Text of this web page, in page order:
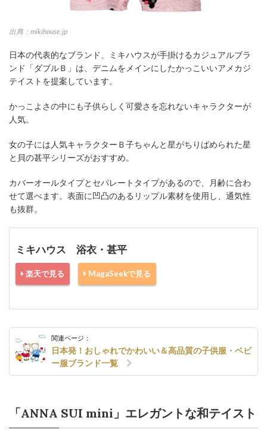
出典：mikihouse.jp
日本の代表的なブランド、ミキハウスが手掛けるカジュアルブラ
ンド「ダブルＢ」は、デニムをメインにしたかっこいいアメカジ
テイストを提案しています。
かっこよさの中にも子供らしく可愛さを忘れないキャラクターが
人気。
女の子には人気キャラクターＢ子ちゃんと星がちりばめられた星
と貝の甚平シリーズがおすすめ。
カバーオールタイプとセパレートタイプがあるので、月齢に合わ
せて選べます。表面に凹凸のあるリップル素材を使用し、通気性
も抜群。
ミキハウス 浴衣・甚平
楽天で見る MagaSeekで見る
関連ページ：
日本発！おしゃれでかわいい＆高品質の子供服・ベビ
ー服ブランド一覧
「ANNA SUI mini」エレガントな和テイスト